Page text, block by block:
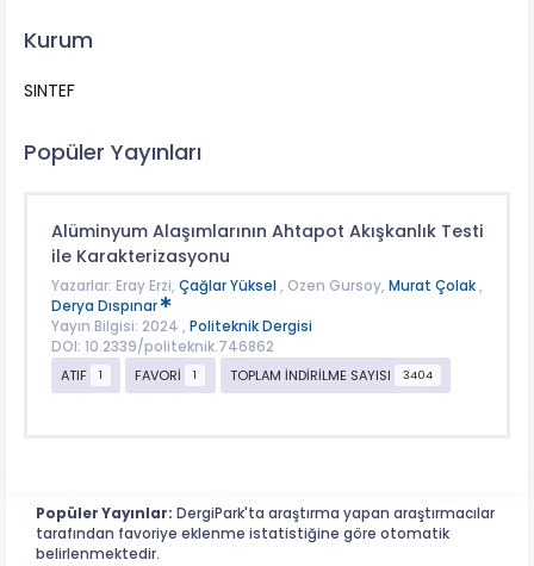
Kurum
SINTEF
Popüler Yayınları
Alüminyum Alaşımlarının Ahtapot Akışkanlık Testi
ile Karakterizasyonu
Yazarlar: Eray Erzi, Çağlar Yüksel , Ozen Gursoy, Murat Çolak,
Derya Dıspınar
Yayın Bilgisi: 2024 , Politeknik Dergisi
DOI: 10.2339/politeknik.746862
ATIF
1 FAVORİ 1 TOPLAM İNDİRİLME SAYISI 3404
Popüler Yayınlar: DergiPark'ta araştırma yapan araştırmacılar
tarafından favoriye eklenme istatistiğine göre otomatik
belirlenmektedir.